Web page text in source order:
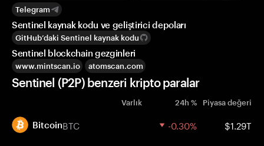
Telegram
Sentinel kaynak kodu ve geliştirici depoları
GitHub’daki Sentinel kaynak kodu
Sentinel blockchain gezginleri
www.mintscan.io atomscan.com
Sentinel (P2P) benzeri kripto paralar
Varlık 24h % Piyasa değeri
BitcoinBTC -0.30% $1.29T